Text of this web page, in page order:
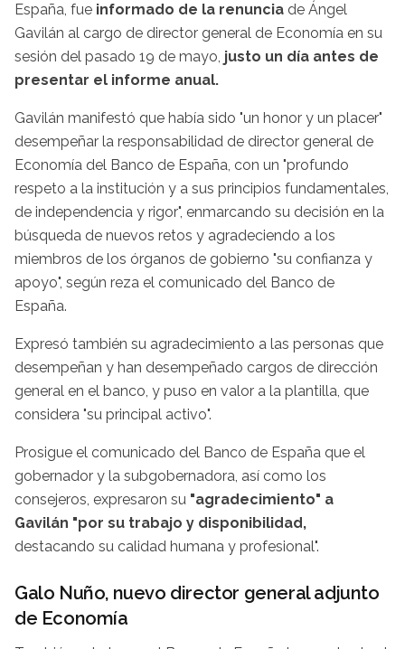
España, fue informado de la renuncia de Ángel
Gavilán al cargo de director general de Economía en su
sesión del pasado 19 de mayo, justo un día antes de
presentar el informe anual.
Gavilán manifestó que había sido "un honor y un placer"
desempeñar la responsabilidad de director general de
Economía del Banco de España, con un "profundo
respeto a la institución y a sus principios fundamentales,
de independencia y rigor", enmarcando su decisión en la
búsqueda de nuevos retos y agradeciendo a los
miembros de los órganos de gobierno "su confianza y
apoyo", según reza el comunicado del Banco de
España.
Expresó también su agradecimiento a las personas que
desempeñan y han desempeñado cargos de dirección
general en el banco, y puso en valor a la plantilla, que
considera "su principal activo".
Prosigue el comunicado del Banco de España que el
gobernador y la subgobernadora, así como los
consejeros, expresaron su "agradecimiento" a
Gavilán "por su trabajo y disponibilidad,
destacando su calidad humana y profesional".
Galo Nuño, nuevo director general adjunto
de Economía